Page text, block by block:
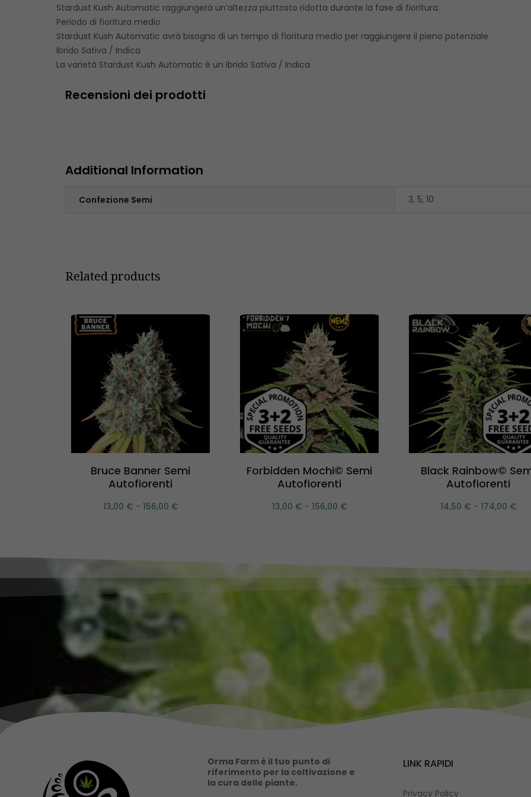
Stardust Kush Automatic raggiungerà un’altezza piuttosto ridotta durante la fase di fioritura.
Periodo di fioritura medio
Stardust Kush Automatic avrà bisogno di un tempo di fioritura medio per raggiungere il pieno potenziale
Ibrido Sativa / Indica
La varietà Stardust Kush Automatic è un ibrido Sativa / Indica
Recensioni dei prodotti
Additional Information
Confezione Semi 3, 5, 10
Related products
Scegli
Bruce Banner Semi
Autofiorenti
13,00 € - 156,00 €
Scegli
Forbidden Mochi© Semi
Autofiorenti
13,00 € - 156,00 €
Scegli
Black Rainbow©
Autofiorenti
14,50 € - 174,00 €
Orma Farm è il tuo punto di
riferimento per la coltivazione e
la cura delle piante.
LINK RAPIDI
Privacy Policy